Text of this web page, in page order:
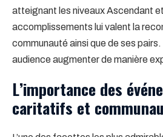
atteignant les niveaux Ascendant
accomplissements lui valent la
communauté ainsi que de ses
audience augmenter de manière
L’importance des
caritatifs et